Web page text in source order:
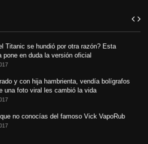
Titanic se hundió por otra razón? Esta
pone en duda la versión oficial
y con hija hambrienta, vendía bolígrafos
una foto viral les cambió la vida
no conocías del famoso Vick VapoRub